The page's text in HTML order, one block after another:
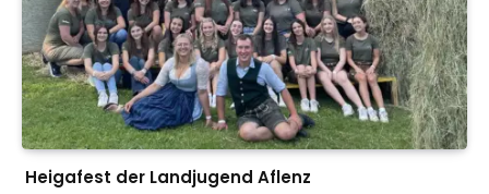
Heigafest der Landjugend Aflenz